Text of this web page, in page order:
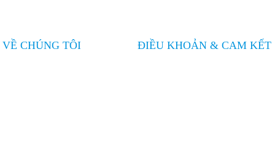
VỀ CHÚNG TÔI ĐIỀU KHOẢN & CAM KẾT